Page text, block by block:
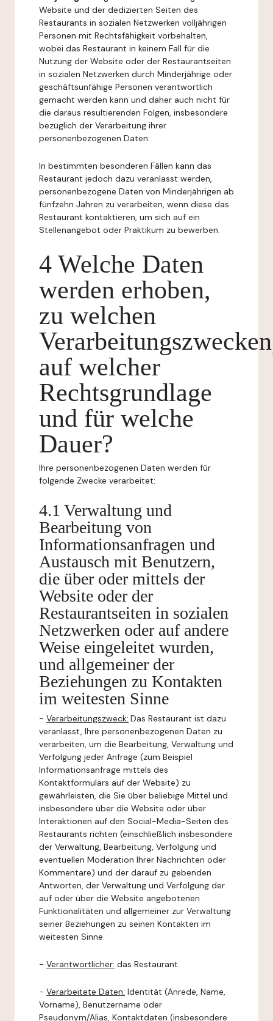
Website und der dedizierten Seiten des
Restaurants in sozialen Netzwerken volljährigen
Personen mit Rechtsfähigkeit vorbehalten,
wobei das Restaurant in keinem Fall für die
Nutzung der Website oder der Restaurantseiten
in sozialen Netzwerken durch Minderjährige oder
geschäftsunfähige Personen verantwortlich
gemacht werden kann und daher auch nicht für
die daraus resultierenden Folgen, insbesondere
bezüglich der Verarbeitung ihrer
personenbezogenen Daten.
In bestimmten besonderen Fällen kann das
Restaurant jedoch dazu veranlasst werden,
personenbezogene Daten von Minderjährigen ab
fünfzehn Jahren zu verarbeiten, wenn diese das
Restaurant kontaktieren, um sich auf ein
Stellenangebot oder Praktikum zu bewerben.
4 Welche Daten
werden erhoben,
zu welchen
auf welcher
Rechtsgrundlage
und für welche
Dauer?
Ihre personenbezogenen Daten werden für
folgende Zwecke verarbeitet:
4.1 Verwaltung und
Bearbeitung von
Informationsanfragen und
Austausch mit Benutzern,
die über oder mittels der
Website oder der
Restaurantseiten in sozialen
Netzwerken oder auf andere
Weise eingeleitet wurden,
und allgemeiner der
Beziehungen zu Kontakten
im weitesten Sinne
- Verarbeitungszweck: Das Restaurant ist dazu
veranlasst, Ihre personenbezogenen Daten zu
verarbeiten, um die Bearbeitung, Verwaltung und
Verfolgung jeder Anfrage (zum Beispiel
Informationsanfrage mittels des
Kontaktformulars auf der Website) zu
gewährleisten, die Sie über beliebige Mittel und
insbesondere über die Website oder über
Interaktionen auf den Social-Media-Seiten des
Restaurants richten (einschließlich insbesondere
der Verwaltung, Bearbeitung, Verfolgung und
eventuellen Moderation Ihrer Nachrichten oder
Kommentare) und der darauf zu gebenden
Antworten, der Verwaltung und Verfolgung der
auf oder über die Website angebotenen
Funktionalitäten und allgemeiner zur Verwaltung
seiner Beziehungen zu seinen Kontakten im
weitesten Sinne.
- Verantwortlicher: das Restaurant.
- Verarbeitete Daten: Identität (Anrede, Name,
Vorname), Benutzername oder
Pseudonym/Alias, Kontaktdaten (insbesondere